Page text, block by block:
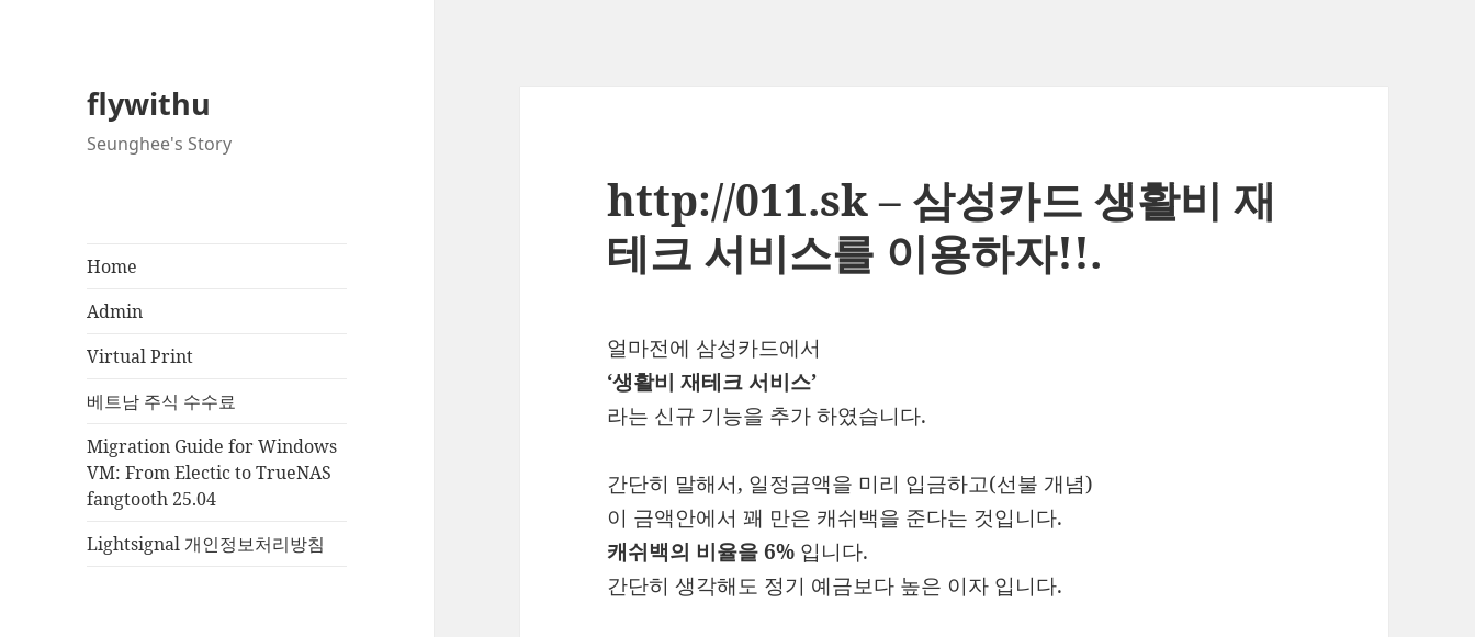
flywithu
Seunghee's Story
Home
Admin
Virtual Print
베트남 주식 수수료
Migration Guide for Windows
VM: From Electic to TrueNAS
fangtooth 25.04
Lightsignal 개인정보처리방침
http://011.sk – 삼성카드 생활비 재
테크 서비스를 이용하자!!.
얼마전에 삼성카드에서
‘생활비 재테크 서비스’
라는 신규 기능을 추가 하였습니다.
간단히 말해서, 일정금액을 미리 입금하고(선불 개념)
이 금액안에서 꽤 만은 캐쉬백을 준다는 것입니다.
캐쉬백의 비율을 6% 입니다.
간단히 생각해도 정기 예금보다 높은 이자 입니다.